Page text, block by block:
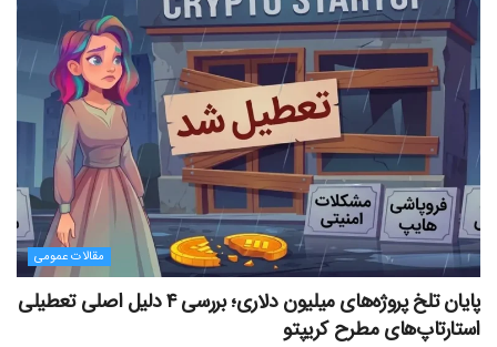
مقالات عمومی
پایان تلخ پروژه‌های میلیون دلاری؛ بررسی ۴ دلیل اصلی تعطیلی
استارتاپ‌های مطرح کریپتو